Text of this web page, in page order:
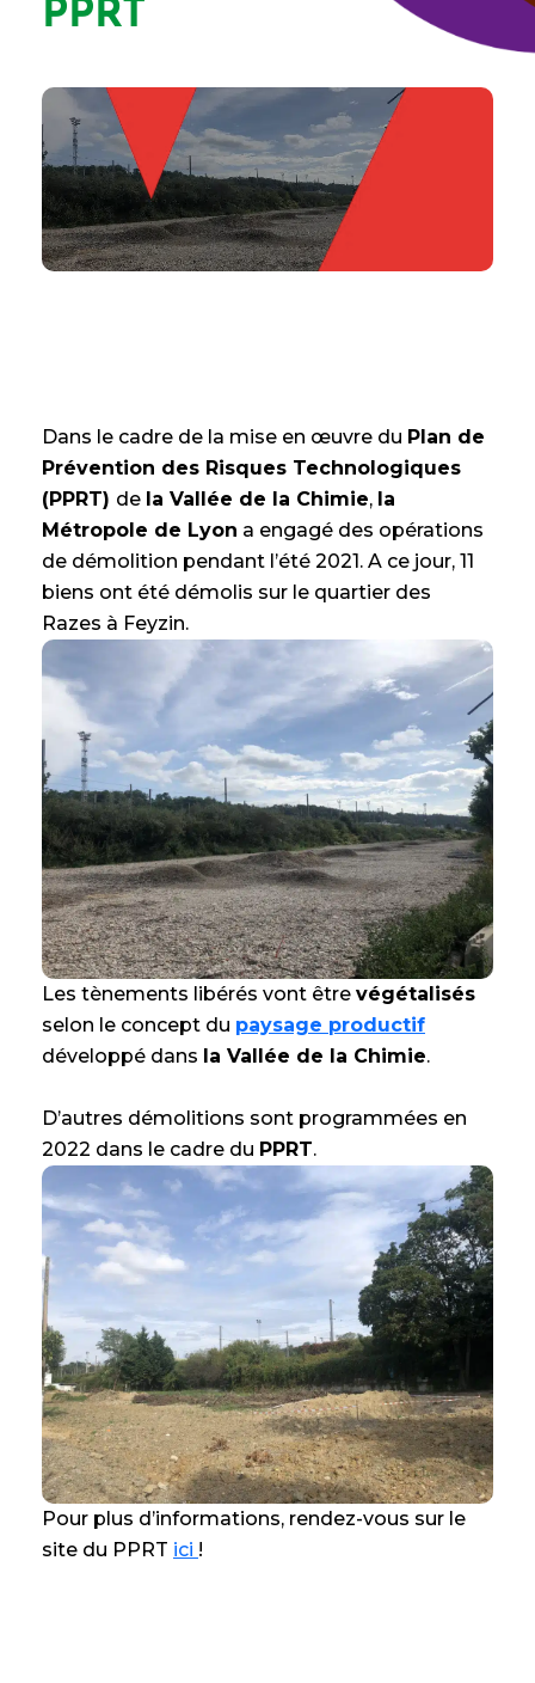
PPRT
Dans le cadre de la mise en œuvre du Plan de
Prévention des Risques Technologiques
(PPRT) de la Vallée de la Chimie, la
Métropole de Lyon a engagé des opérations
de démolition pendant l’été 2021. A ce jour, 11
biens ont été démolis sur le quartier des
Razes à Feyzin.
Les tènements libérés vont être végétalisés
selon le concept du paysage productif
développé dans la Vallée de la Chimie.
D’autres démolitions sont programmées en
2022 dans le cadre du PPRT.
Pour plus d’informations, rendez-vous sur le
site du PPRT ici !